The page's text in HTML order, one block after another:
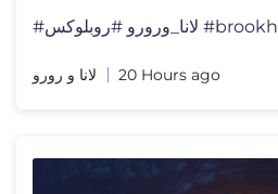
لانا و رورو 20 Hours ago